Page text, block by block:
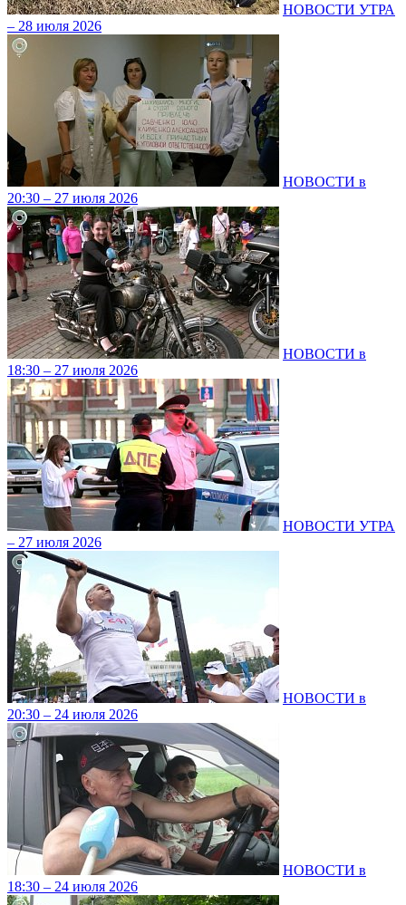
НОВОСТИ УТРА
– 28 июля 2026
НОВОСТИ в
20:30 – 27 июля 2026
НОВОСТИ в
18:30 – 27 июля 2026
НОВОСТИ УТРА
– 27 июля 2026
НОВОСТИ в
20:30 – 24 июля 2026
НОВОСТИ в
18:30 – 24 июля 2026